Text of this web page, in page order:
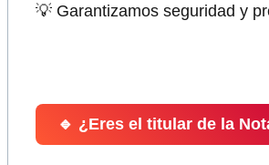
💡 Garantizamos seguridad y
🔹 ¿Eres el titular de la